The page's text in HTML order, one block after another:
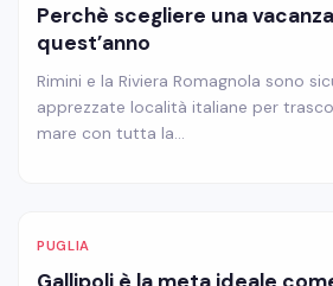
Perchè scegliere una
quest’anno
Rimini e la Riviera Romagnola sono
apprezzate località italiane per
mare con tutta la…
PUGLIA